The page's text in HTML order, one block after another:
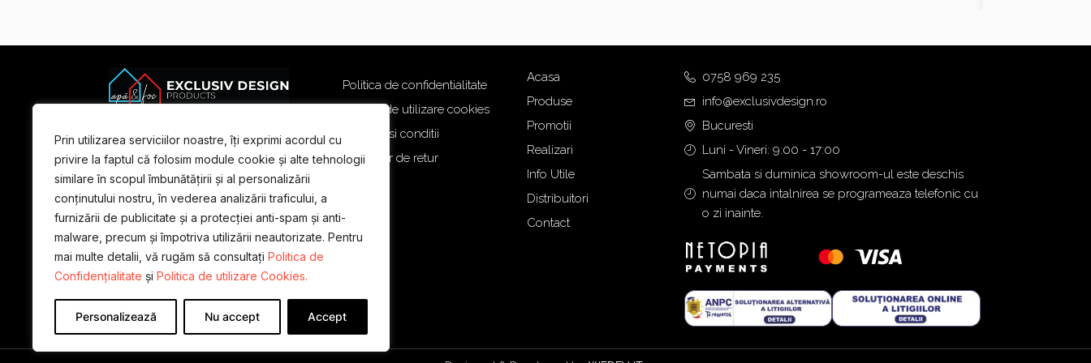
Prin utilizarea serviciilor noastre, îți exprimi acordul cu
privire la faptul că folosim module cookie și alte tehnologii
similare în scopul îmbunătățirii și al personalizării
conținutului nostru, în vederea analizării traficului, a
furnizării de publicitate și a protecției anti-spam și anti-
malware, precum și împotriva utilizării neautorizate. Pentru
mai multe detalii, vă rugăm să consultați Politica de
Confidențialitate și Politica de utilizare Cookies.
Personalizează Nu accept Accept
Politica de confidentialitate
Politica de utilizare cookies
Termeni si conditii
Formular de retur
Acasa
Produse
Promotii
Realizari
Info Utile
Distribuitori
Contact
0758 969 235
info@exclusivdesign.ro
Bucuresti
Luni - Vineri: 9:00 - 17:00
Sambata si duminica showroom-ul este deschis
numai daca intalnirea se programeaza telefonic cu
o zi inainte.